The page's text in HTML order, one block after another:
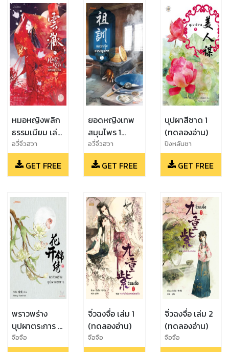
หมอหญิงพลิก
ธรรมเนียม เล่ม
1 (ทดลองอ่าน)
อวี่จิ่วฮวา
GET FREE
ยอดหญิงเทพ
สมุนไพร 1
(ทดลองอ่าน)
อวี่จิ่วฮวา
GET FREE
บุปผาสีชาด 1
(ทดลองอ่าน)
ปิงหลันซา
GET FREE
พราวพร่าง
บุปผาตระการ 1
(ทดลองอ่าน)
จือจือ
จิ่วฉงจื่อ เล่ม 1
(ทดลองอ่าน)
จือจือ
จิ่วฉงจื่อ เล่ม 2
(ทดลองอ่าน)
จือจือ